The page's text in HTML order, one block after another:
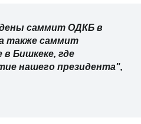
саммит ОДКБ в
также саммит
Бишкеке, где
нашего президента",